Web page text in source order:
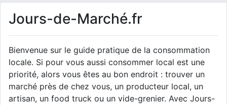
Jours-de-Marché.fr
Bienvenue sur le guide pratique de la consommation
locale. Si pour vous aussi consommer local est une
priorité, alors vous êtes au bon endroit : trouver un
marché près de chez vous, un producteur local, un
artisan, un food truck ou un vide-grenier. Avec Jours-